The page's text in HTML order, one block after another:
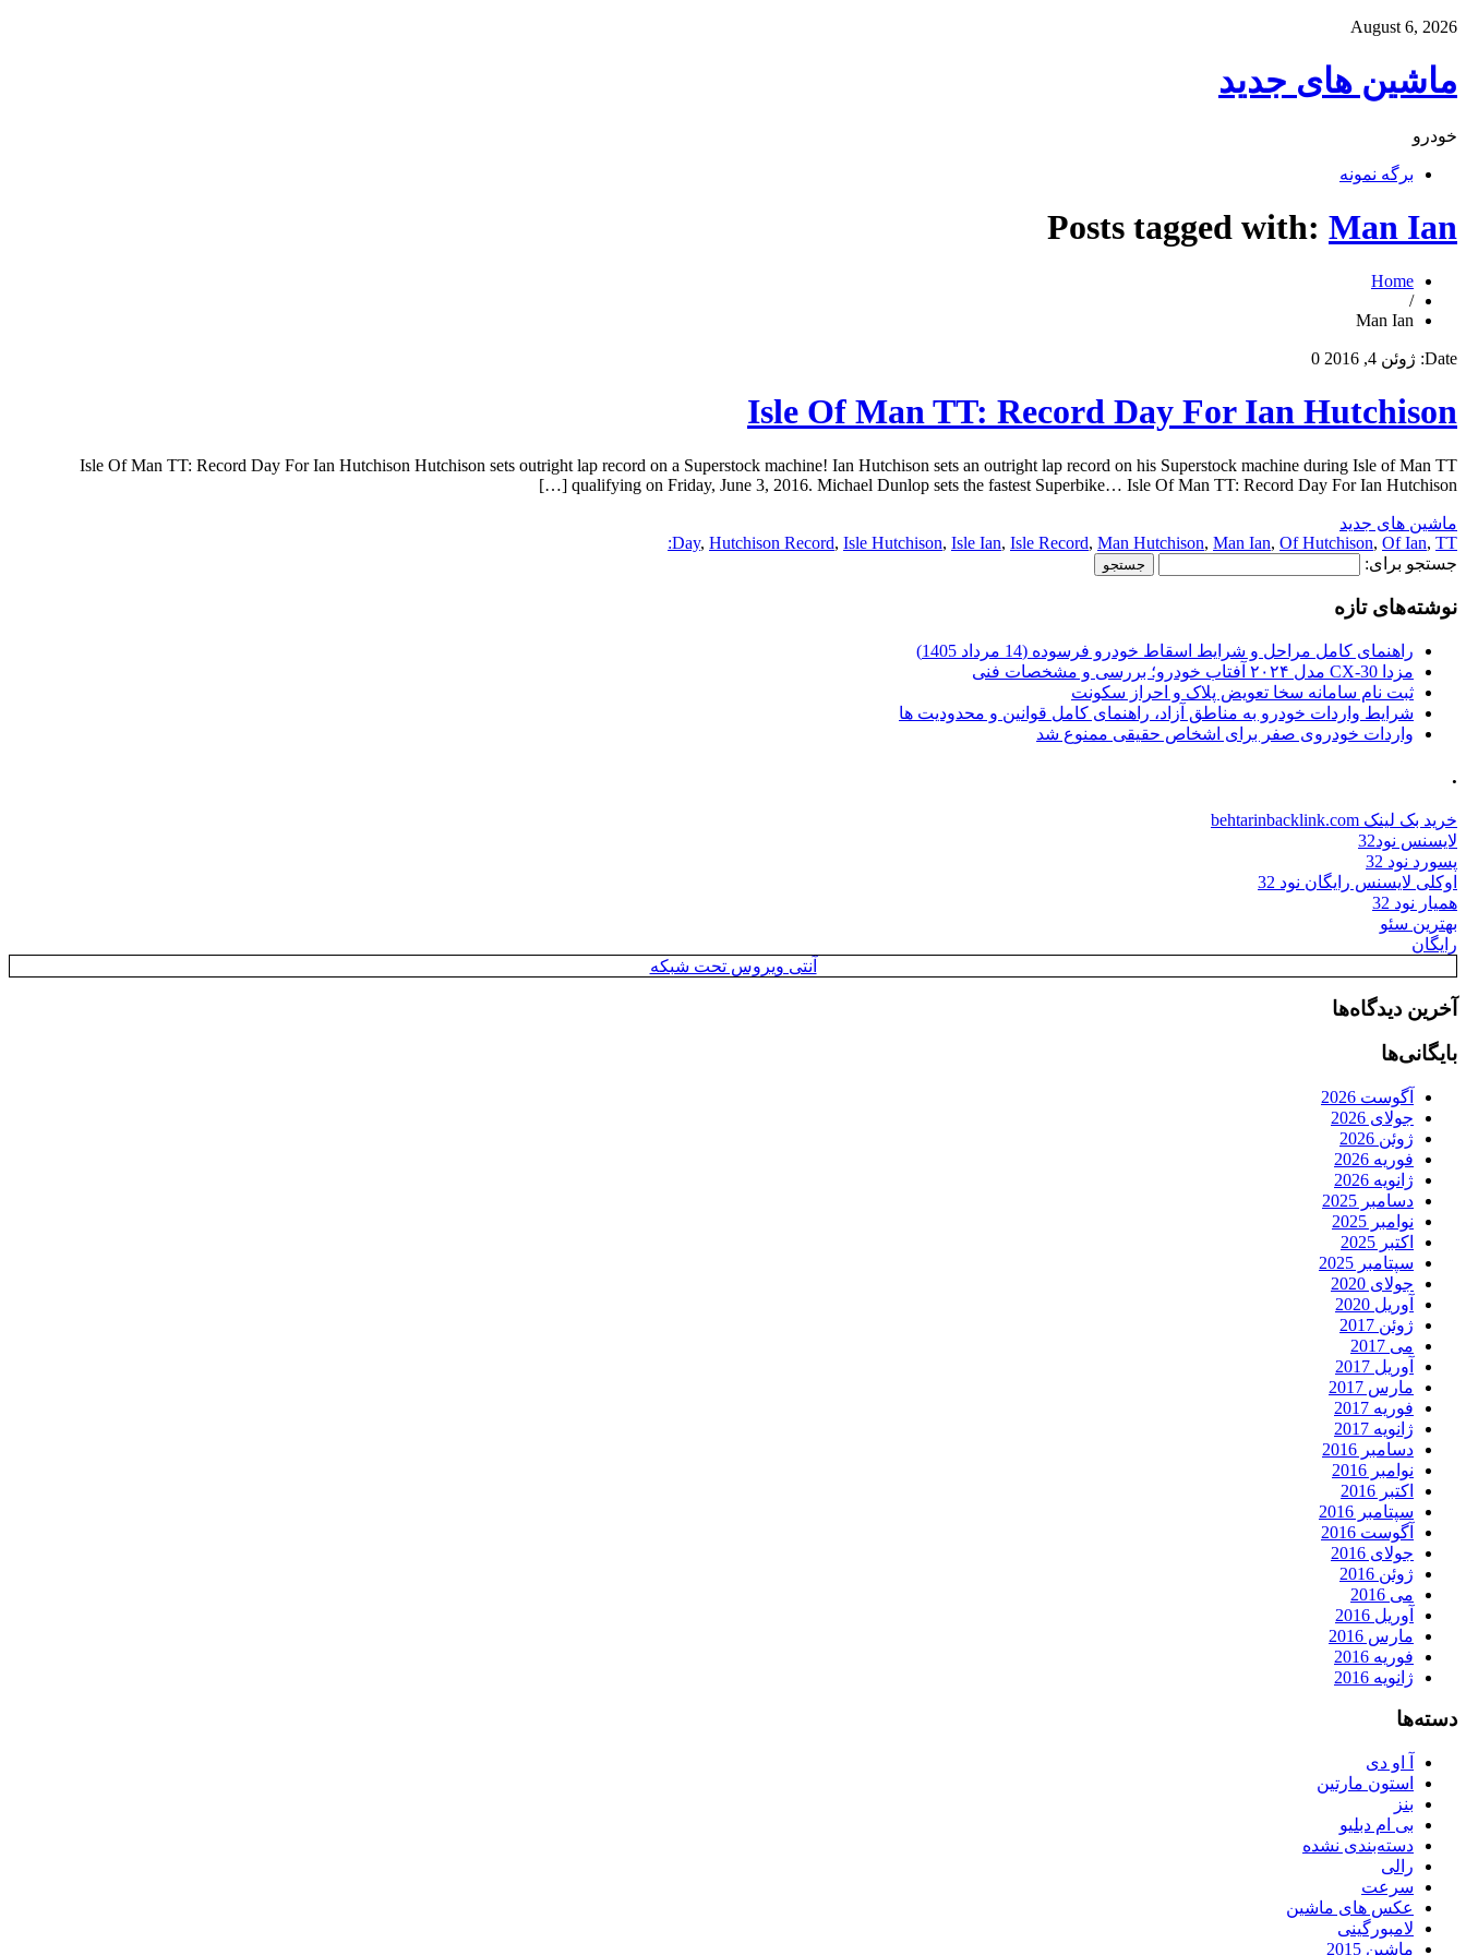
August 6, 2026
ماشین های جدید
خودرو
برگه نمونه
Posts tagged with: Man Ian
Home
/
Man Ian
Date: ژوئن 4, 2016 0
Isle Of Man TT: Record Day For Ian Hutchison
Isle Of Man TT: Record Day For Ian Hutchison Hutchison sets outright lap record on a Superstock machine! Ian Hutchison sets an outright lap record on his Superstock machine during Isle of Man TT
qualifying on Friday, June 3, 2016. Michael Dunlop sets the fastest Superbike… Isle Of Man TT: Record Day For Ian Hutchison […]
ماشین های جدید
Day, Hutchison Record, Isle Hutchison, Isle Ian, Isle Record, Man Hutchison, Man Ian, Of Hutchison, Of Ian, TT:
جستجو برای:
نوشته‌های تازه
راهنمای کامل مراحل و شرایط اسقاط خودرو فرسوده (14 مرداد 1405)
مزدا CX-30 مدل ۲۰۲۴ آفتاب خودرو؛ بررسی و مشخصات فنی
ثبت نام سامانه سخا تعویض پلاک و احراز سکونت
شرایط واردات خودرو به مناطق آزاد، راهنمای کامل قوانین و محدودیت ها
واردات خودروی صفر برای اشخاص حقیقی ممنوع شد
.
خرید بک لینک behtarinbacklink.com
لایسنس نود32
پسورد نود 32
اوکلی لایسنس رایگان نود 32
همیار نود 32
بهترین سئو
رایگان
آنتی ویروس تحت شبکه
آخرین دیدگاه‌ها
بایگانی‌ها
آگوست 2026
جولای 2026
ژوئن 2026
فوریه 2026
ژانویه 2026
دسامبر 2025
نوامبر 2025
اکتبر 2025
سپتامبر 2025
جولای 2020
آوریل 2020
ژوئن 2017
می 2017
آوریل 2017
مارس 2017
فوریه 2017
ژانویه 2017
دسامبر 2016
نوامبر 2016
اکتبر 2016
سپتامبر 2016
آگوست 2016
جولای 2016
ژوئن 2016
می 2016
آوریل 2016
مارس 2016
فوریه 2016
ژانویه 2016
دسته‌ها
آ او دی
استون مارتین
بنز
بی ام دبلیو
دسته‌بندی نشده
رالی
سرعت
عکس های ماشین
لامبورگینی
ماشین 2015